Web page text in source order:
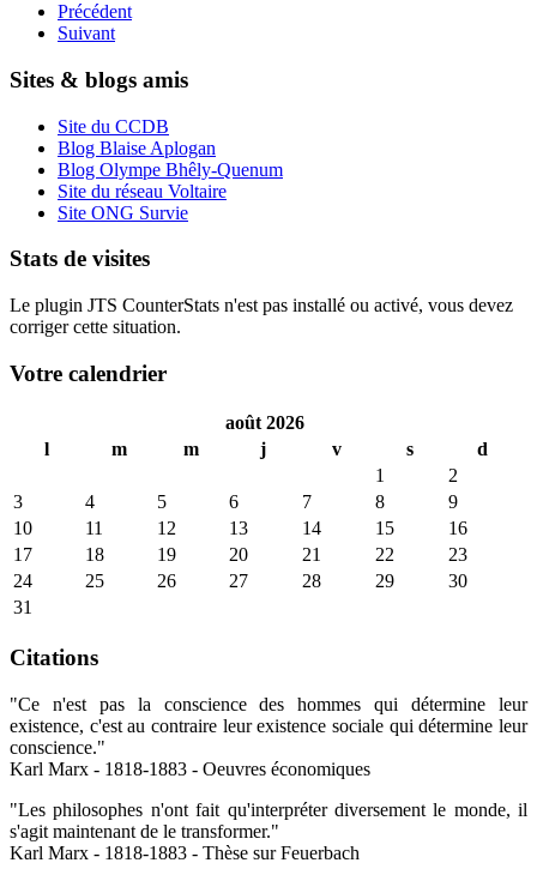
Précédent
Suivant
Sites & blogs amis
Site du CCDB
Blog Blaise Aplogan
Blog Olympe Bhêly-Quenum
Site du réseau Voltaire
Site ONG Survie
Stats de visites
Le plugin JTS CounterStats n'est pas installé ou activé, vous devez
corriger cette situation.
Votre calendrier
août 2026
l
m m j v s
d
1
2
3
4 5 6 7 8
9
10
11 12 13 14 15
16
17
18 19 20 21 22
23
24
25 26 27 28 29
30
31
Citations
"Ce n'est pas la conscience des hommes qui détermine leur
existence, c'est au contraire leur existence sociale qui détermine leur
conscience."
Karl Marx - 1818-1883 - Oeuvres économiques
"Les philosophes n'ont fait qu'interpréter diversement le monde, il
s'agit maintenant de le transformer."
Karl Marx - 1818-1883 - Thèse sur Feuerbach